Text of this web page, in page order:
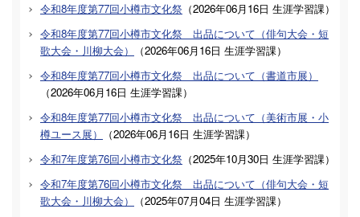
令和8年度第77回小樽市文化祭 （2026年06月16日 生涯学習課）
令和8年度第77回小樽市文化祭 出品について（俳句大会・短
歌大会・川柳大会）
（2026年06月16日 生涯学習課）
令和8年度第77回小樽市文化祭 出品について（書道市展）
（2026年06月16日 生涯学習課）
令和8年度第77回小樽市文化祭 出品について（美術市展・小
樽ユース展）
（2026年06月16日 生涯学習課）
令和7年度第76回小樽市文化祭 （2025年10月30日 生涯学習課）
令和7年度第76回小樽市文化祭 出品について（俳句大会・短
歌大会・川柳大会）
（2025年07月04日 生涯学習課）